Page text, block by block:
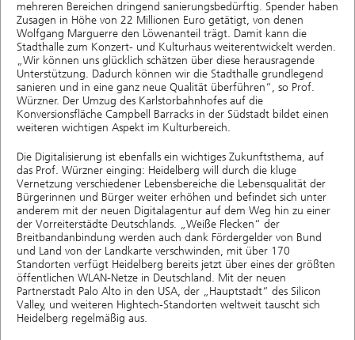
mehreren Bereichen dringend sanierungsbedürftig. Spender haben
Zusagen in Höhe von 22 Millionen Euro getätigt, von denen
Wolfgang Marguerre den Löwenanteil trägt. Damit kann die
Stadthalle zum Konzert- und Kulturhaus weiterentwickelt werden.
„Wir können uns glücklich schätzen über diese herausragende
Unterstützung. Dadurch können wir die Stadthalle grundlegend
sanieren und in eine ganz neue Qualität überführen“, so Prof.
Würzner. Der Umzug des Karlstorbahnhofes auf die
Konversionsfläche Campbell Barracks in der Südstadt bildet einen
weiteren wichtigen Aspekt im Kulturbereich.
Die Digitalisierung ist ebenfalls ein wichtiges Zukunftsthema, auf
das Prof. Würzner einging: Heidelberg will durch die kluge
Vernetzung verschiedener Lebensbereiche die Lebensqualität der
Bürgerinnen und Bürger weiter erhöhen und befindet sich unter
anderem mit der neuen Digitalagentur auf dem Weg hin zu einer
der Vorreiterstädte Deutschlands. „Weiße Flecken“ der
Breitbandanbindung werden auch dank Fördergelder von Bund
und Land von der Landkarte verschwinden, mit über 170
Standorten verfügt Heidelberg bereits jetzt über eines der größten
öffentlichen WLAN-Netze in Deutschland. Mit der neuen
Partnerstadt Palo Alto in den USA, der „Hauptstadt“ des Silicon
Valley, und weiteren Hightech-Standorten weltweit tauscht sich
Heidelberg regelmäßig aus.